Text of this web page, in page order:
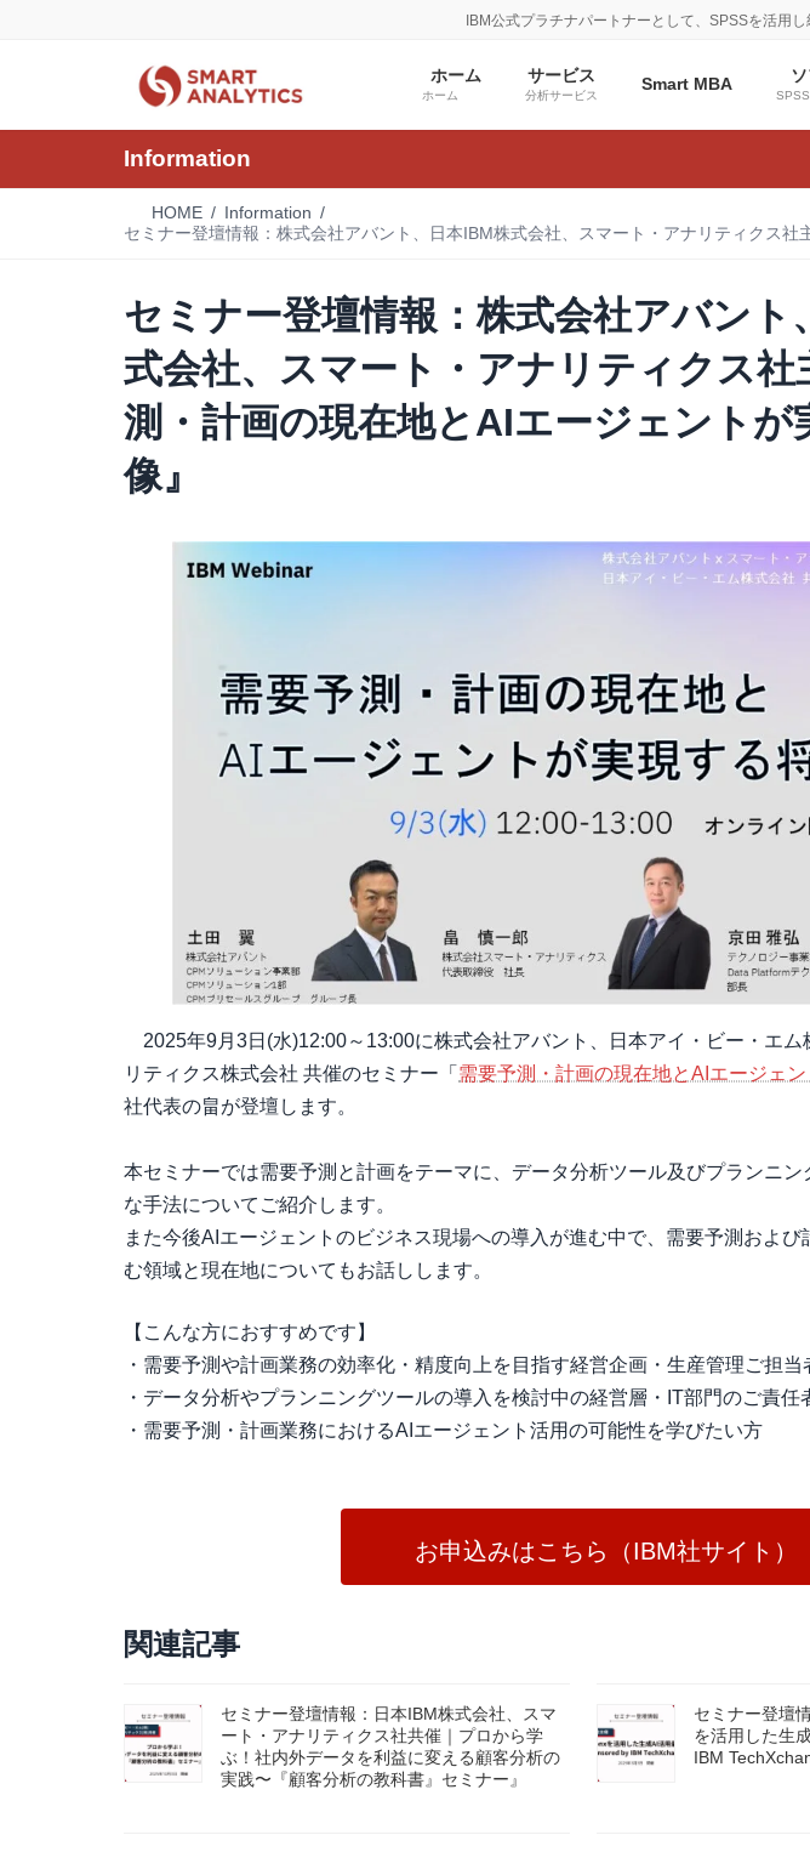
キ
に
IBM公式プラチナパートナーとして、SPSSを活用
ホーム
ホーム
サービス
分析サービス
Smart MBA
Information
HOME
Information
セミナー登壇情報：株式会社アバント、日本IBM株式会社、スマート・アナリティクス
セミナー登壇情報：株式会社アバント
式会社、スマート・アナリティクス社
測・計画の現在地とAIエージェントが
像』
2025年9月3日(水)12:00～13:00に株式会社アバント、日本アイ・ビー・エム
リティクス株式会社 共催のセミナー「 需要予測・計画の現在地とAIエージェ
社代表の畠が登壇します。
本セミナーでは需要予測と計画をテーマに、データ分析ツール及びプランニ
な手法についてご紹介します。
また今後AIエージェントのビジネス現場への導入が進む中で、需要予測およ
む領域と現在地についてもお話しします。
【こんな方におすすめです】
・需要予測や計画業務の効率化・精度向上を目指す経営企画・生産管理ご担当
・データ分析やプランニングツールの導入を検討中の経営層・IT部門のご責任
・需要予測・計画業務におけるAIエージェント活用の可能性を学びたい方
お申込みはこちら（IBM社サイト）
関連記事
セミナー登壇情報：日本IBM株式会社、スマ
ート・アナリティクス社共催｜プロから学
ぶ！社内外データを利益に変える顧客分析の
実践〜『顧客分析の教科書』セミナー』
セミナー登壇
を活用した生
IBM